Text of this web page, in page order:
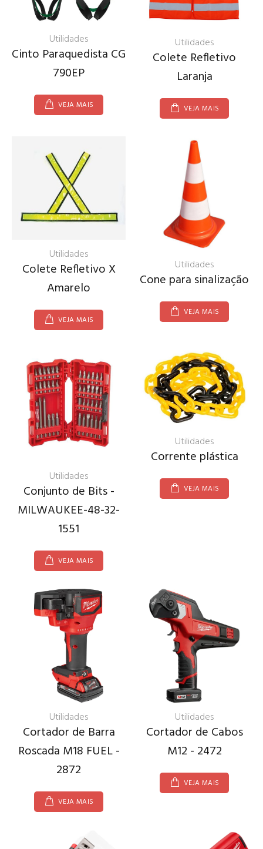
Utilidades
Cinto Paraquedista CG
790EP
VEJA MAIS
Utilidades
Colete Refletivo
Laranja
VEJA MAIS
Utilidades
Colete Refletivo X
Amarelo
VEJA MAIS
Utilidades
Cone para sinalização
VEJA MAIS
Utilidades
Conjunto de Bits -
MILWAUKEE-48-32-
1551
VEJA MAIS
Utilidades
Corrente plástica
VEJA MAIS
Utilidades
Cortador de Barra
Roscada M18 FUEL -
2872
VEJA MAIS
Utilidades
Cortador de Cabos
M12 - 2472
VEJA MAIS